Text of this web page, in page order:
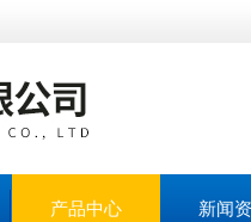
产品中心 新闻